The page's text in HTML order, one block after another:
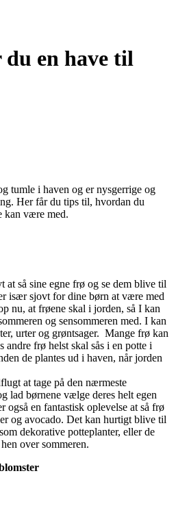
du en have til
tumle i haven og er nysgerrige og
Her får du tips til, hvordan du
kan være med.
at så sine egne frø og se dem blive til
især sjovt for dine børn at være med
nu, at frøene skal i jorden, så I kan
og sensommeren med. I kan
urter og grøntsager. Mange frø kan
andre frø helst skal sås i en potte i
de plantes ud i haven, når jorden
at tage på den nærmeste
lad børnene vælge deres helt egen
også en fantastisk oplevelse at så frø
og avocado. Det kan hurtigt blive til
dekorative potteplanter, eller de
over sommeren.